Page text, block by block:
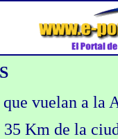
que vuelan a
Km de la